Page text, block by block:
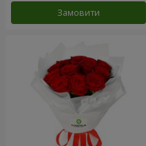
Замовити